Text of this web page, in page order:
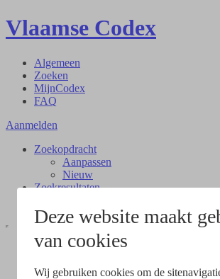
Deze website maakt
van cookies
Wij gebruiken cookies om de
Vlaamse Codex
Algemeen
Zoeken
MijnCodex
FAQ
Aanmelden
Zoekopdracht
Aanpassen
Nieuw
Zoekresultaten